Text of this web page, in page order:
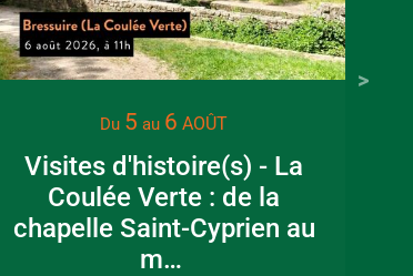
guidée en
en Bocage
Fête de la
Du 5 au 6 AOÛT
Visites d'histoire(s) - La
Coulée Verte : de la
chapelle Saint-Cyprien au
m…